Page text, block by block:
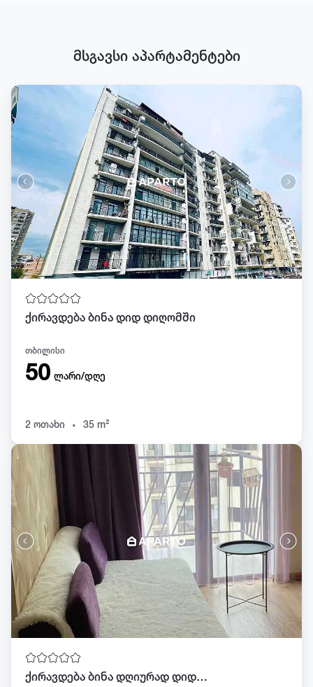
მსგავსი აპარტამენტები
ქირავდება ბინა დიდ დიღომში
თბილისი
50 ლარი/დღე
2 ოთახი . 35 m²
ქირავდება ბინა დღიურად დიდ დიღომში